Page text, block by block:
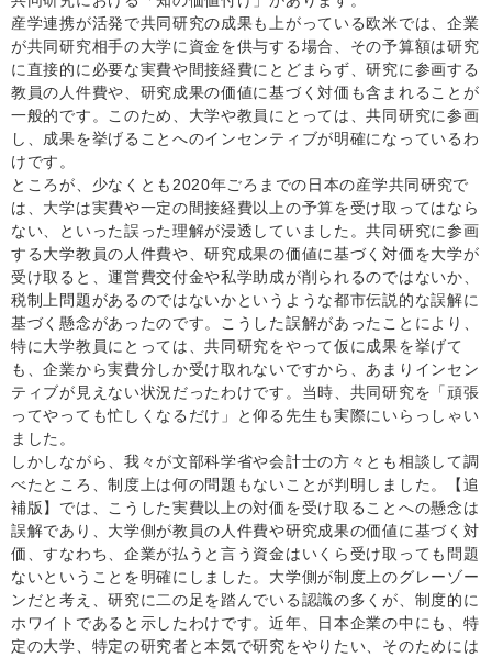
産学連携が活発で共同研究の成果も上がっている欧米では、企業
が共同研究相手の大学に資金を供与する場合、その予算額は研究
に直接的に必要な実費や間接経費にとどまらず、研究に参画する
教員の人件費や、研究成果の価値に基づく対価も含まれることが
一般的です。このため、大学や教員にとっては、共同研究に参画
し、成果を挙げることへのインセンティブが明確になっているわ
けです。
ところが、少なくとも2020年ごろまでの日本の産学共同研究で
は、大学は実費や一定の間接経費以上の予算を受け取ってはなら
ない、といった誤った理解が浸透していました。共同研究に参画
する大学教員の人件費や、研究成果の価値に基づく対価を大学が
受け取ると、運営費交付金や私学助成が削られるのではないか、
税制上問題があるのではないかというような都市伝説的な誤解に
基づく懸念があったのです。こうした誤解があったことにより、
特に大学教員にとっては、共同研究をやって仮に成果を挙げて
も、企業から実費分しか受け取れないですから、あまりインセン
ティブが見えない状況だったわけです。当時、共同研究を「頑張
ってやっても忙しくなるだけ」と仰る先生も実際にいらっしゃい
ました。
しかしながら、我々が文部科学省や会計士の方々とも相談して調
べたところ、制度上は何の問題もないことが判明しました。【追
補版】では、こうした実費以上の対価を受け取ることへの懸念は
誤解であり、大学側が教員の人件費や研究成果の価値に基づく対
価、すなわち、企業が払うと言う資金はいくら受け取っても問題
ないということを明確にしました。大学側が制度上のグレーゾー
ンだと考え、研究に二の足を踏んでいる認識の多くが、制度的に
ホワイトであると示したわけです。近年、日本企業の中にも、特
定の大学、特定の研究者と本気で研究をやりたい、そのためには